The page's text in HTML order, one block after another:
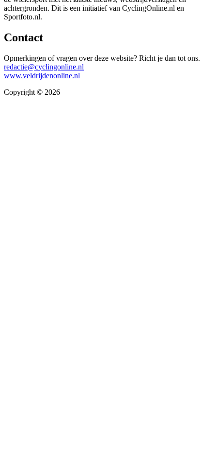
achtergronden. Dit is een initiatief van CyclingOnline.nl en
Sportfoto.nl.
Contact
Opmerkingen of vragen over deze website? Richt je dan tot ons.
redactie@cyclingonline.nl
www.veldrijdenonline.nl
Copyright © 2026